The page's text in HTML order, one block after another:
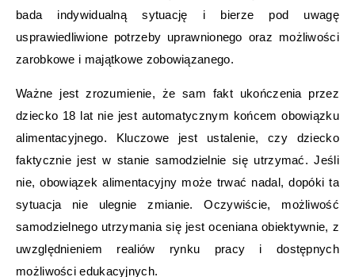
bada indywidualną sytuację i bierze pod uwagę
usprawiedliwione potrzeby uprawnionego oraz możliwości
zarobkowe i majątkowe zobowiązanego.
Ważne jest zrozumienie, że sam fakt ukończenia przez
dziecko 18 lat nie jest automatycznym końcem obowiązku
alimentacyjnego. Kluczowe jest ustalenie, czy dziecko
faktycznie jest w stanie samodzielnie się utrzymać. Jeśli
nie, obowiązek alimentacyjny może trwać nadal, dopóki ta
sytuacja nie ulegnie zmianie. Oczywiście, możliwość
samodzielnego utrzymania się jest oceniana obiektywnie, z
uwzględnieniem realiów rynku pracy i dostępnych
możliwości edukacyjnych.